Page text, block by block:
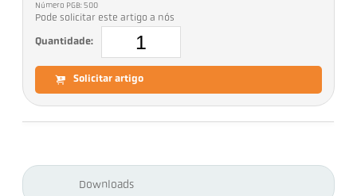
Número PGB: 500
Pode solicitar este artigo a nós
Quantidade:
Solicitar artigo
Downloads